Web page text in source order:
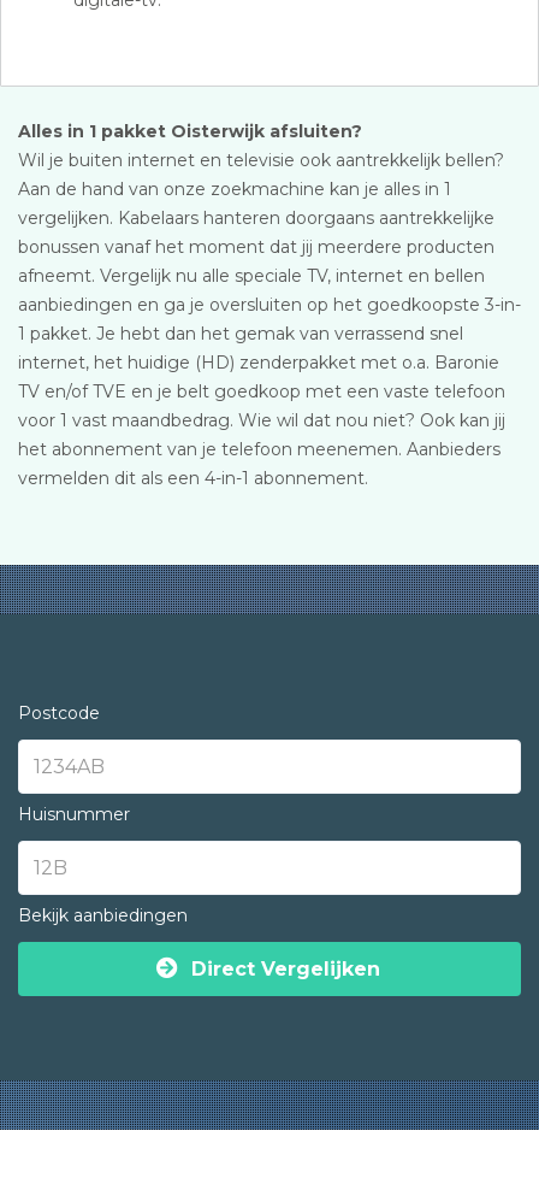
Alles in 1 pakket Oisterwijk afsluiten?
Wil je buiten internet en televisie ook aantrekkelijk bellen?
Aan de hand van onze zoekmachine kan je alles in 1
vergelijken. Kabelaars hanteren doorgaans aantrekkelijke
bonussen vanaf het moment dat jij meerdere producten
afneemt. Vergelijk nu alle speciale TV, internet en bellen
aanbiedingen en ga je oversluiten op het goedkoopste 3-in-
1 pakket. Je hebt dan het gemak van verrassend snel
internet, het huidige (HD) zenderpakket met o.a. Baronie
TV en/of TVE en je belt goedkoop met een vaste telefoon
voor 1 vast maandbedrag. Wie wil dat nou niet? Ook kan jij
het abonnement van je telefoon meenemen. Aanbieders
vermelden dit als een 4-in-1 abonnement.
Postcode
Huisnummer
Bekijk aanbiedingen
Direct Vergelijken